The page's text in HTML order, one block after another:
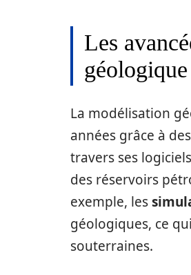
Les
géologique
La modélisation
années grâce à
travers ses
des réservoirs
exemple, les
géologiques, ce
souterraines.